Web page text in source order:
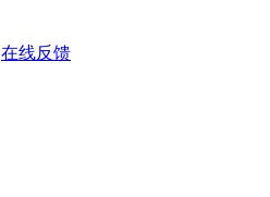
在线反馈